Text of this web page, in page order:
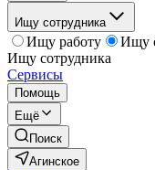
Ищу сотрудника
Ищу работу
Ищу
Ищу сотрудника
Сервисы
Помощь
Ещё
Поиск
Агинское